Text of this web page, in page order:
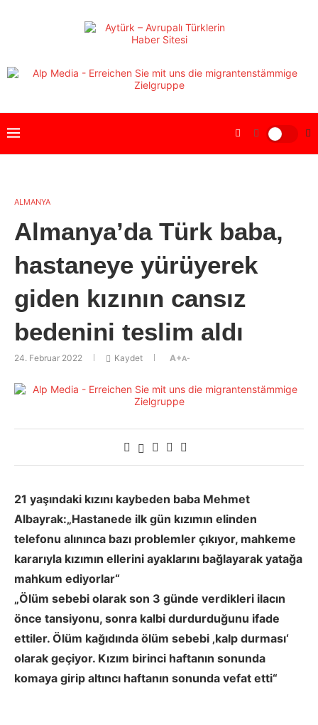
ALMANYA
Almanya’da Türk baba,
hastaneye yürüyerek
giden kızının cansız
bedenini teslim aldı
24. Februar 2022 Kaydet A+A-
21 yaşındaki kızını kaybeden baba Mehmet
Albayrak:„Hastanede ilk gün kızımın elinden
telefonu alınınca bazı problemler çıkıyor, mahkeme
kararıyla kızımın ellerini ayaklarını bağlayarak yatağa
mahkum ediyorlar“
„Ölüm sebebi olarak son 3 günde verdikleri ilacın
önce tansiyonu, sonra kalbi durdurduğunu ifade
ettiler. Ölüm kağıdında ölüm sebebi ‚kalp durması‘
olarak geçiyor. Kızım birinci haftanın sonunda
komaya girip altıncı haftanın sonunda vefat etti“